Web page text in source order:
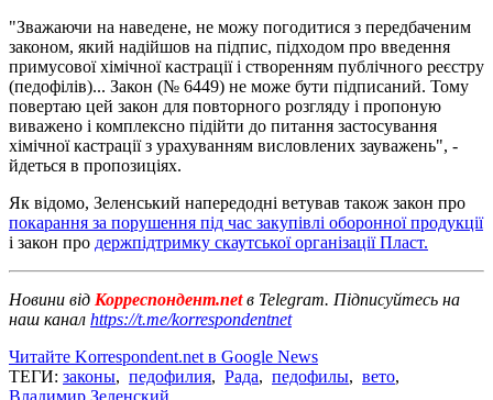
"Зважаючи на наведене, не можу погодитися з передбаченим
законом, який надійшов на підпис, підходом про введення
примусової хімічної кастрації і створенням публічного реєстру
(педофілів)... Закон (№ 6449) не може бути підписаний. Тому
повертаю цей закон для повторного розгляду і пропоную
виважено і комплексно підійти до питання застосування
хімічної кастрації з урахуванням висловлених зауважень", -
йдеться в пропозиціях.
Як відомо, Зеленський напередодні ветував також закон про
покарання за порушення під час закупівлі оборонної продукції
і закон про держпідтримку скаутської організації Пласт.
Новини від Корреспондент.netв Telegram. Підписуйтесь на
наш канал https://t.me/korrespondentnet
Читайте Korrespondent.net в Google News
ТЕГИ: законы, педофилия, Рада, педофилы, вето,
Владимир Зеленский